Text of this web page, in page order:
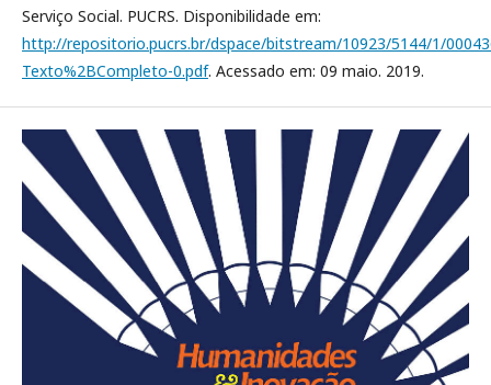
Serviço Social. PUCRS. Disponibilidade em:
http://repositorio.pucrs.br/dspace/bitstream/10923/5144/1/
Texto%2BCompleto-0.pdf. Acessado em: 09 maio. 2019.